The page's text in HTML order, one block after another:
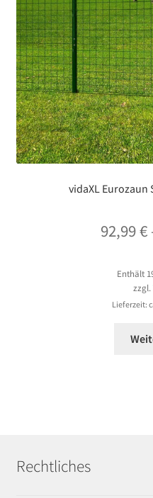
vidaXL Eurozaun
92,99€
Enthält
zzgl.
Lieferzeit:
Rechtliches